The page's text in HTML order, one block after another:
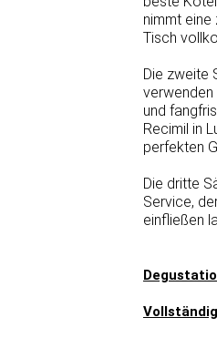
nimmt eine
Tisch
Die zweite
verwenden
und
Recimil in
perfekten
Die dritte
Service,
einfließen